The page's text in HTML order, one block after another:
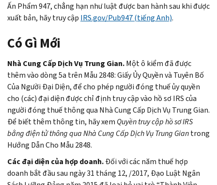
Ấn Phẩm 947, chẳng hạn như luật được ban hành sau khi được
xuất bản, hãy truy cập IRS.gov/Pub947 (tiếng Anh).
Có Gì Mới
Nhà Cung Cấp Dịch Vụ Trung Gian.Một ô kiểm đã được
thêm vào dòng 5a trên Mẫu 2848: Giấy Ủy Quyền và Tuyên Bố
Của Người Đại Diện, để cho phép người đóng thuế ủy quyền
cho (các) đại diện được chỉ định truy cập vào hồ sơ IRS của
người đóng thuế thông qua Nhà Cung Cấp Dịch Vụ Trung Gian.
Để biết thêm thông tin, hãy xem Quyền truy cập hồ sơ IRS
bằng điện tử thông qua Nhà Cung Cấp Dịch Vụ Trung Giantrong
Hướng Dẫn Cho Mẫu 2848.
Các đại diện của hợp doanh.Đối với các năm thuế hợp
doanh bắt đầu sau ngày 31 tháng 12, /2017, Đạo Luật Ngân